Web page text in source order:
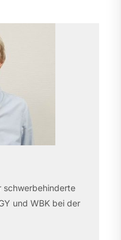
schwerbehinderte
und WBK bei der